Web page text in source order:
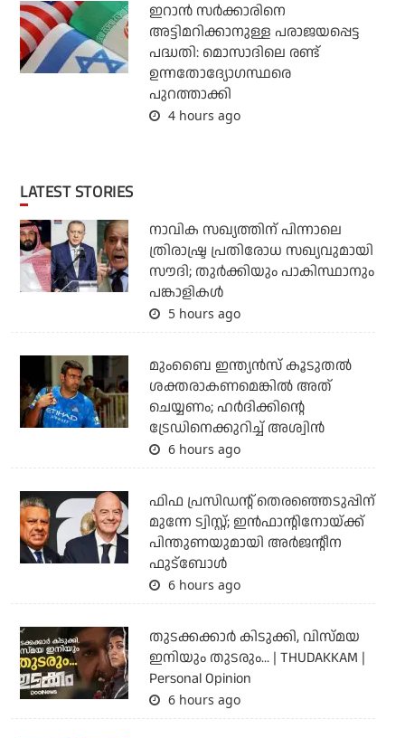
ഇറാന്‍ സര്‍ക്കാരിനെ
അട്ടിമറിക്കാനുള്ള പരാജയപ്പെട്ട
പദ്ധതി: മൊസാദിലെ രണ്ട്
ഉന്നതോദ്യോഗസ്ഥരെ
പുറത്താക്കി
4 hours ago
LATEST STORIES
നാവിക സഖ്യത്തിന് പിന്നാലെ
ത്രിരാഷ്ട്ര പ്രതിരോധ സഖ്യവുമായി
സൗദി; തുര്‍ക്കിയും പാകിസ്ഥാനും
പങ്കാളികള്‍
5 hours ago
മുംബൈ ഇന്ത്യന്‍സ് കൂടുതല്‍
ശക്തരാകണമെങ്കില്‍ അത്
ചെയ്യണം; ഹര്‍ദിക്കിന്റെ
ട്രേഡിനെക്കുറിച്ച് അശ്വിന്‍
6 hours ago
ഫിഫ പ്രസിഡന്റ് തെരഞ്ഞെടുപ്പിന്
മുന്നേ ട്വിസ്റ്റ്; ഇന്‍ഫാന്റിനോയ്ക്ക്
പിന്തുണയുമായി അര്‍ജന്റീന
ഫുട്‌ബോള്‍
6 hours ago
തുടക്കക്കാര്‍ കിടുക്കി, വിസ്മയ
ഇനിയും തുടരും... | THUDAKKAM |
Personal Opinion
6 hours ago